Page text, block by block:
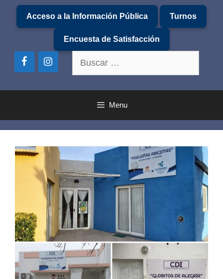
Saltar
contenido
Acceso a la Información Pública Turnos
Encuesta de Satisfacción
Menu